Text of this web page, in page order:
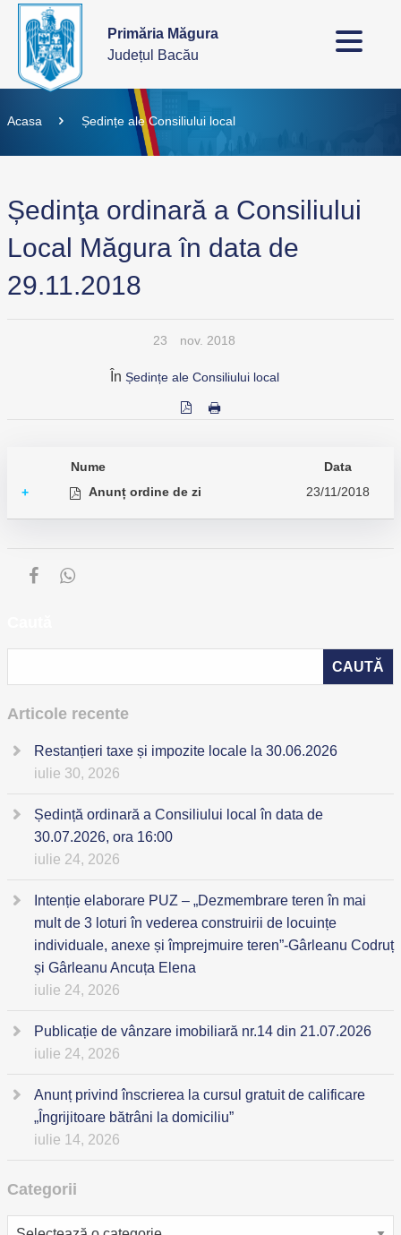
Primăria Măgura
Județul Bacău
Acasa Ședințe ale Consiliului local
Ședinţa ordinară a Consiliului
Local Măgura în data de
29.11.2018
23 nov. 2018
În Ședințe ale Consiliului local
Nume
Data
+
Anunț ordine de zi 23/11/2018
Articole recente
Restanțieri taxe și impozite locale la 30.06.2026
iulie 30, 2026
Ședință ordinară a Consiliului local în data de
30.07.2026, ora 16:00
iulie 24, 2026
Intenție elaborare PUZ – „Dezmembrare teren în mai
mult de 3 loturi în vederea construirii de locuințe
individuale, anexe și împrejmuire teren”-Gârleanu Codruț
și Gârleanu Ancuța Elena
iulie 24, 2026
Publicație de vânzare imobiliară nr.14 din 21.07.2026
iulie 24, 2026
Anunț privind înscrierea la cursul gratuit de calificare
„Îngrijitoare bătrâni la domiciliu”
iulie 14, 2026
Categorii
Categorii